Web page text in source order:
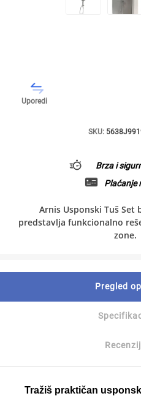
Uporedi
SKU:
Brza i
Plaćanje
Arnis Usponski Tuš Set
predstavlja funkcionalno
zone.
Pregled
Tražiš praktičan